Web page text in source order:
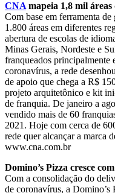
CNA mapeia 1,8 mil
Com base em ferramenta
1.800 áreas em diferentes
abertura de escolas de
Minas Gerais, Nordeste e
franqueados principalmente
coronavírus, a rede
de apoio que chega a R$
projeto arquitetônico e kit
de franquia. De janeiro a
vendido mais de 60
2021. Hoje com cerca de
rede quer alcançar a marca
www.cna.com.br
Domino’s Pizza cresce
Com a consolidação do
de coronavírus, a Domino’s